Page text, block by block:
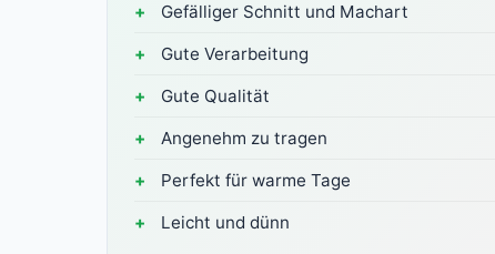
Gefälliger Schnitt und Machart
Gute Verarbeitung
Gute Qualität
Angenehm zu tragen
Perfekt für warme Tage
Leicht und dünn